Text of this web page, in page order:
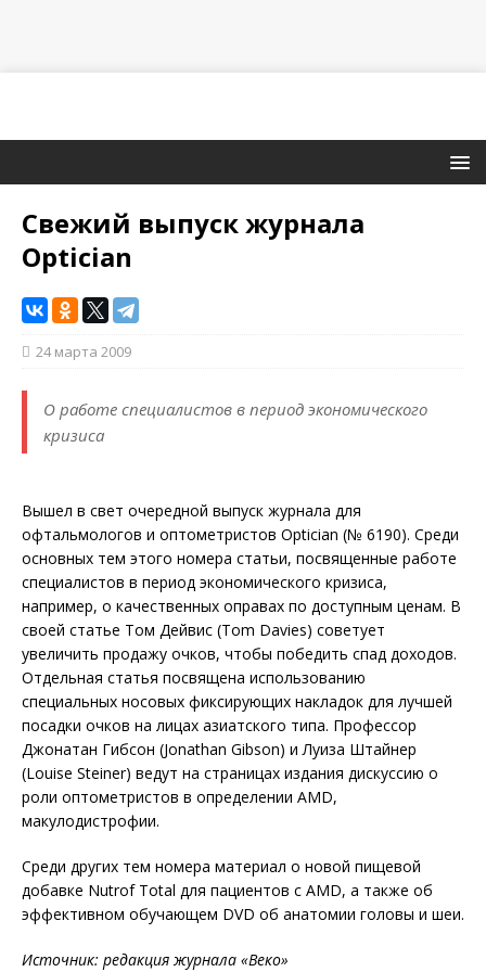
Свежий выпуск журнала
Optician
24 марта 2009
О работе специалистов в период экономического
кризиса
Вышел в свет очередной выпуск журнала для
офтальмологов и оптометристов Optician (№ 6190). Среди
основных тем этого номера статьи, посвященные работе
специалистов в период экономического кризиса,
например, о качественных оправах по доступным ценам. В
своей статье Том Дейвис (Tom Davies) советует
увеличить продажу очков, чтобы победить спад доходов.
Отдельная статья посвящена использованию
специальных носовых фиксирующих накладок для лучшей
посадки очков на лицах азиатского типа. Профессор
Джонатан Гибсон (Jonathan Gibson) и Луиза Штайнер
(Louise Steiner) ведут на страницах издания дискуссию о
роли оптометристов в определении AMD,
макулодистрофии.
Среди других тем номера материал о новой пищевой
добавке Nutrof Total для пациентов с AMD, а также об
эффективном обучающем DVD об анатомии головы и шеи.
Источник: редакция журнала «Веко»